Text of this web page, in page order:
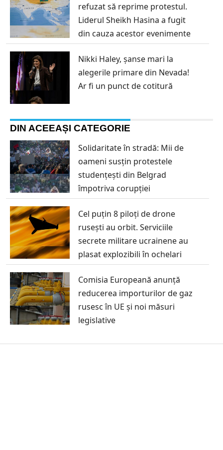
refuzat să reprime protestul.
Liderul Sheikh Hasina a fugit
din cauza acestor evenimente
Nikki Haley, șanse mari la
alegerile primare din Nevada!
Ar fi un punct de cotitură
DIN ACEEAȘI CATEGORIE
Solidaritate în stradă: Mii de
oameni susțin protestele
studențești din Belgrad
împotriva corupției
Cel puțin 8 piloți de drone
rusești au orbit. Serviciile
secrete militare ucrainene au
plasat explozibili în ochelari
Comisia Europeană anunță
reducerea importurilor de gaz
rusesc în UE și noi măsuri
legislative